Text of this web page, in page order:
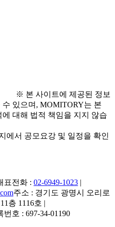
※ 본 사이트에 제공된 정보
있으며, MOMITORY는 본
대해 법적 책임을 지지 않습
에서 공모요강 및 일정을 확인
표전화 : 02-6949-1023 |
주소 : 경기도 광명시 오리로
층 1116호 |
호 : 697-34-01190